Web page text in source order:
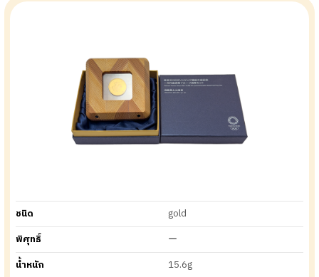
ชนิด
gold
พิศุทธิ์
ー
น้ำหนัก
15.6g